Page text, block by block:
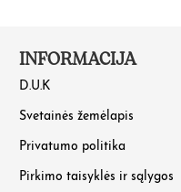
INFORMACIJA
D.U.K
Svetainės žemėlapis
Privatumo politika
Pirkimo taisyklės ir sąlygos